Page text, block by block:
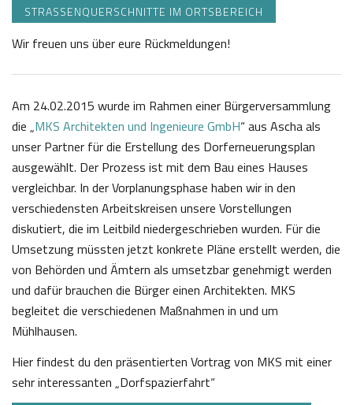
STRASSENQUERSCHNITTE IM ORTSBEREICH
Wir freuen uns über eure Rückmeldungen!
Am 24.02.2015 wurde im Rahmen einer Bürgerversammlung
die „MKS Architekten und Ingenieure GmbH“ aus Ascha als
unser Partner für die Erstellung des Dorferneuerungsplan
ausgewählt. Der Prozess ist mit dem Bau eines Hauses
vergleichbar. In der Vorplanungsphase haben wir in den
verschiedensten Arbeitskreisen unsere Vorstellungen
diskutiert, die im Leitbild niedergeschrieben wurden. Für die
Umsetzung müssten jetzt konkrete Pläne erstellt werden, die
von Behörden und Ämtern als umsetzbar genehmigt werden
und dafür brauchen die Bürger einen Architekten. MKS
begleitet die verschiedenen Maßnahmen in und um
Mühlhausen.
Hier findest du den präsentierten Vortrag von MKS mit einer
sehr interessanten „Dorfspazierfahrt“